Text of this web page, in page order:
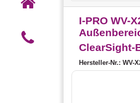
I-PRO WV-
ClearSight-
Hersteller-Nr.: WV-